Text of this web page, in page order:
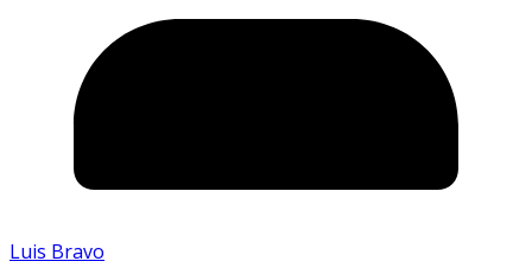
Luis Bravo